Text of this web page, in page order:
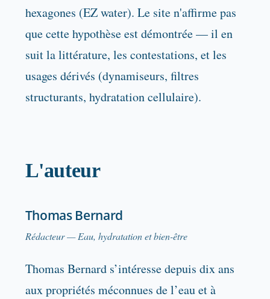
hexagones (EZ water). Le site n'affirme pas
que cette hypothèse est démontrée — il en
suit la littérature, les contestations, et les
usages dérivés (dynamiseurs, filtres
structurants, hydratation cellulaire).
L'auteur
Thomas Bernard
Rédacteur — Eau, hydratation et bien-être
Thomas Bernard s’intéresse depuis dix ans
aux propriétés méconnues de l’eau et à